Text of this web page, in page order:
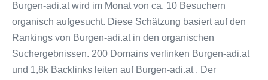
adi.at
Burgen-adi.at wird im Monat von ca. 10 Besuchern
organisch aufgesucht. Diese Schätzung basiert auf den
Rankings von Burgen-adi.at in den organischen
Suchergebnissen. 200 Domains verlinken Burgen-adi.at
und 1,8k Backlinks leiten auf Burgen-adi.at . Der